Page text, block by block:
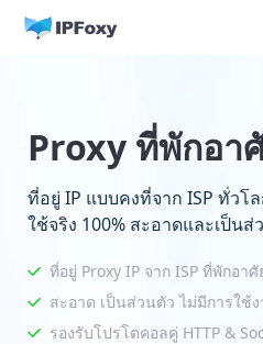
Proxy ที่พักอา
ที่อยู่ IP แบบคงที่จาก ISP ทั่วโ
ใช้จริง 100% สะอาดและเป็นส่
ที่อยู่ Proxy IP จาก ISP ที่พักอาศั
สะอาด เป็นส่วนตัว ไม่มีการใช้
รองรับโปรโตคอลคู่ HTTP &